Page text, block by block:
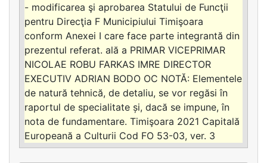
- modificarea şi aprobarea Statului de Funcţii
pentru Direcţia F Municipiului Timişoara
conform Anexei I care face parte integrantă din
prezentul referat. ală a PRIMAR VICEPRIMAR
NICOLAE ROBU FARKAS IMRE DIRECTOR
EXECUTIV ADRIAN BODO OC NOTĂ: Elementele
de natură tehnică, de detaliu, se vor regăsi în
raportul de specialitate și, dacă se impune, în
nota de fundamentare. Timişoara 2021 Capitală
Europeană a Culturii Cod FO 53-03, ver. 3